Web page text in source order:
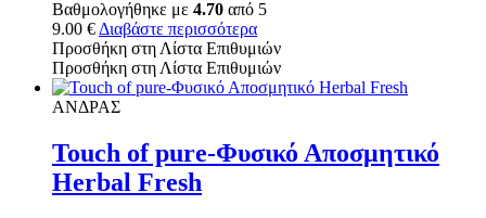
Βαθμολογήθηκε με 4.70 από 5
9.00 €Διαβάστε περισσότερα
Προσθήκη στη Λίστα Επιθυμιών
Προσθήκη στη Λίστα Επιθυμιών
ΑΝΔΡΑΣ
Touch of pure-Φυσικό Αποσμητικό
Herbal Fresh